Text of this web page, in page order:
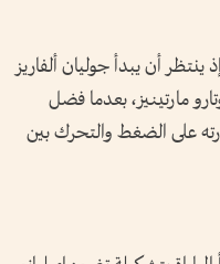
ينتظر أن يبدأ جوليان ألفاريز
مارتينيز، بعدما فضل
على الضغط والتحرك بين